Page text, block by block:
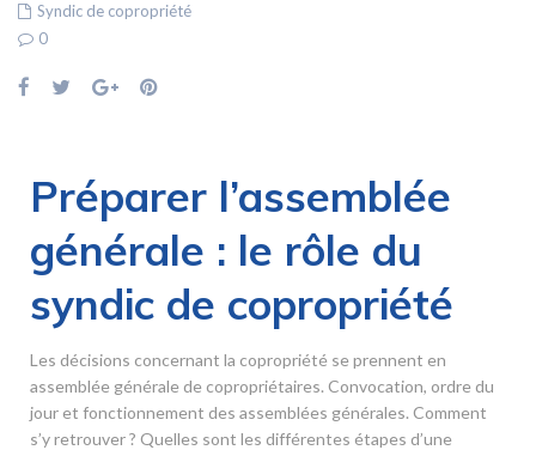
Syndic de copropriété
0
Préparer l’assemblée
générale : le rôle du
syndic de copropriété
Les décisions concernant la copropriété se prennent en
assemblée générale de copropriétaires. Convocation, ordre du
jour et fonctionnement des assemblées générales. Comment
s’y retrouver ? Quelles sont les différentes étapes d’une